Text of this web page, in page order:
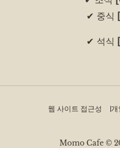
✔ 중식
✔ 석식
웹 사이트 접근성 개
Momo Cafe ©